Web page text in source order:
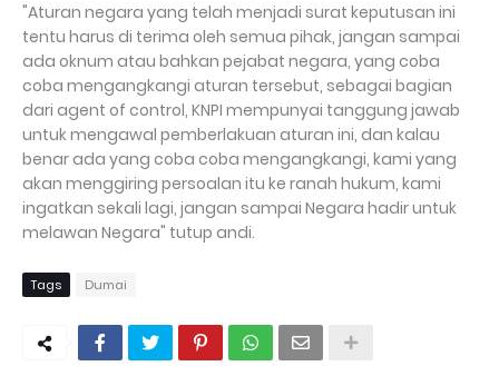
"Aturan negara yang telah menjadi surat keputusan ini
tentu harus di terima oleh semua pihak, jangan sampai
ada oknum atau bahkan pejabat negara, yang coba
coba mengangkangi aturan tersebut, sebagai bagian
dari agent of control, KNPI mempunyai tanggung jawab
untuk mengawal pemberlakuan aturan ini, dan kalau
benar ada yang coba coba mengangkangi, kami yang
akan menggiring persoalan itu ke ranah hukum, kami
ingatkan sekali lagi, jangan sampai Negara hadir untuk
melawan Negara" tutup andi.
Tags Dumai